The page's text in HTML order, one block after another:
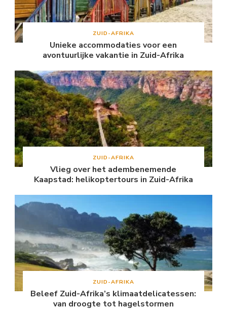
ZUID-AFRIKA
Unieke accommodaties voor een
avontuurlijke vakantie in Zuid-Afrika
ZUID-AFRIKA
Vlieg over het adembenemende
Kaapstad: helikoptertours in Zuid-Afrika
ZUID-AFRIKA
Beleef Zuid-Afrika’s klimaatdelicatessen:
van droogte tot hagelstormen